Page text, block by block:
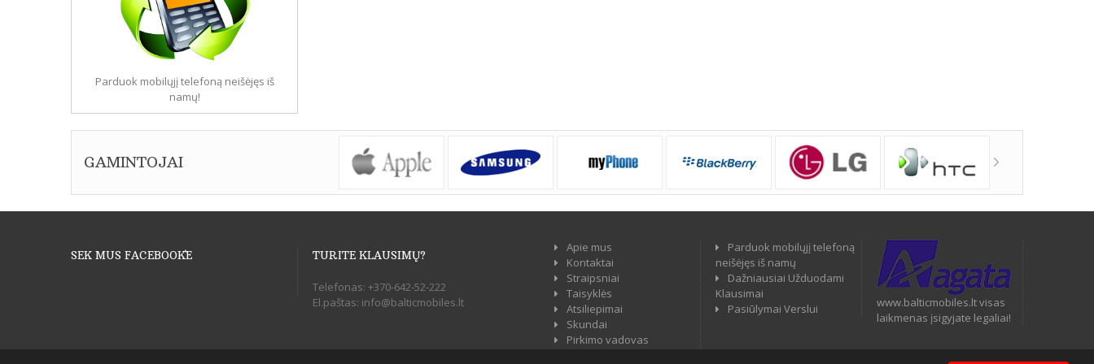
Parduok mobilųjį telefoną neišėjęs iš
namų!
GAMINTOJAI
SEK MUS FACEBOOK`E TURITE KLAUSIMŲ?
Telefonas: +370-642-52-222
El.paštas: info@balticmobiles.lt
Apie mus
Kontaktai
Straipsniai
Taisyklės
Atsiliepimai
Skundai
Pirkimo vadovas
Parduok mobilųjį telefoną
neišėjęs iš namų
Dažniausiai Užduodami
Klausimai
Pasiūlymai Verslui
www.balticmobiles.lt visas
laikmenas įsigyjate legaliai!